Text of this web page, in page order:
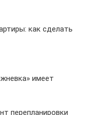
как сделать
имеет
перепланировки